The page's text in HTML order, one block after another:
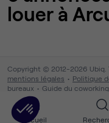
Accueil
louer à
Copyright © 2012-2026 Ubiq.
mentions légales
Politique
bureaux
Guide du coworking